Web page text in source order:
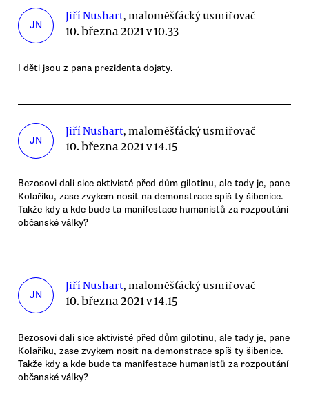
JN
Jiří Nushart, maloměšťácký usmiřovač
10. března 2021 v 10.33
I děti jsou z pana prezidenta dojaty.
JN
Jiří Nushart, maloměšťácký usmiřovač
10. března 2021 v 14.15
Bezosovi dali sice aktivisté před dům gilotinu, ale tady je, pane
Kolaříku, zase zvykem nosit na demonstrace spíš ty šibenice.
Takže kdy a kde bude ta manifestace humanistů za rozpoutání
občanské války?
JN
Jiří Nushart, maloměšťácký usmiřovač
10. března 2021 v 14.15
Bezosovi dali sice aktivisté před dům gilotinu, ale tady je, pane
Kolaříku, zase zvykem nosit na demonstrace spíš ty šibenice.
Takže kdy a kde bude ta manifestace humanistů za rozpoutání
občanské války?